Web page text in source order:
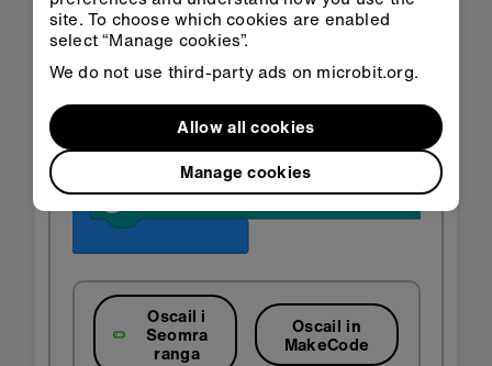
Oscail i
Seomra
ranga
Oscail in
MakeCode
site. To choose which cookies are enabled
select “Manage cookies”.
We do not use third-party ads on microbit.org.
Manage cookies
Allow all cookies